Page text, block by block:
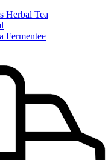
Herbal Tea
Fermentee